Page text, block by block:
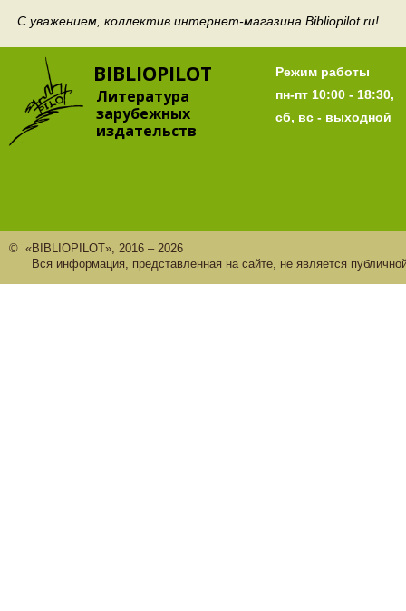
С уважением, коллектив интернет-магазина Bibliopilot.ru!
BIBLIOPILOT
Литература
зарубежных
издательств
Режим работы
пн-пт 10:00 - 18:30,
сб, вс - выходной
© «BIBLIOPILOT», 2016 – 2026
Вся информация, представленная на сайте, не является